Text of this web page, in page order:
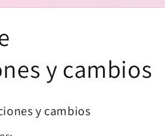
y cambios
y cambios